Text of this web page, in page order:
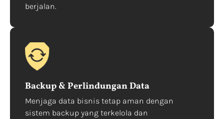
berjalan.
Backup & Perlindungan Data
Menjaga data bisnis tetap aman dengan
sistem backup yang terkelola dan